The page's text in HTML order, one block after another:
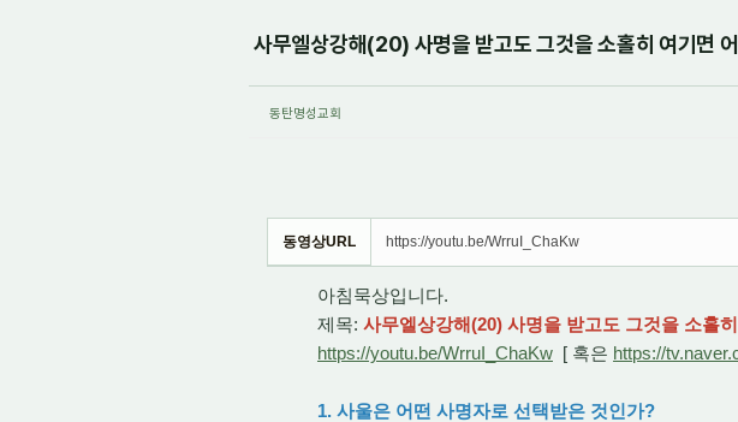
사무엘상강해(20) 사명을 받고도 그것을 소홀히 여기
동탄명성교회
동영상URL https://youtu.be/WrruI_ChaKw
아침묵상입니다.
제목: 사무엘상강해(20) 사명을 받고도 그것을 소홀
https://youtu.be/WrruI_ChaKw [ 혹은 https://
1. 사울은 어떤 사명자로 선택받은 것인가?